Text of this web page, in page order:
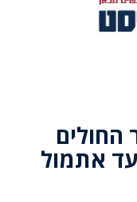
אתמול